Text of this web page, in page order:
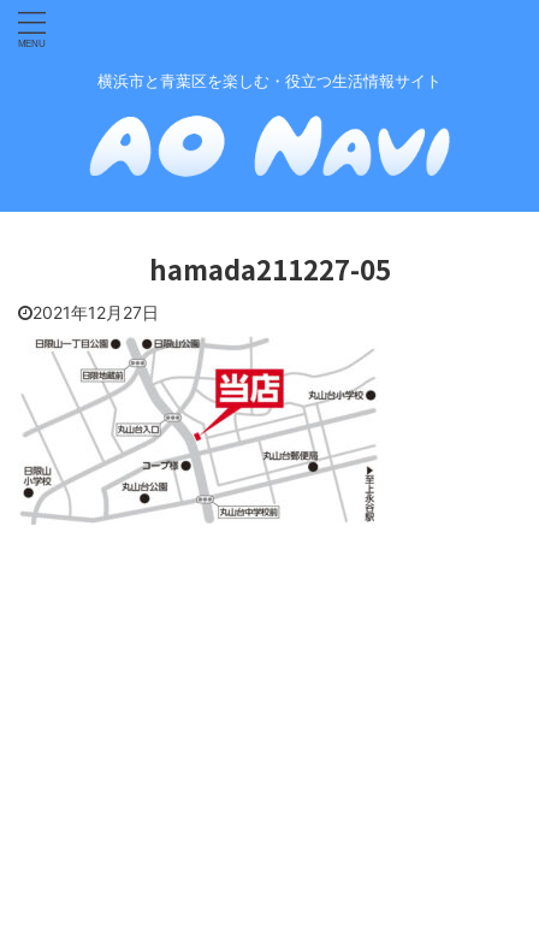
横浜市と青葉区を楽しむ・役立つ生活情報サイト
hamada211227-05
2021年12月27日